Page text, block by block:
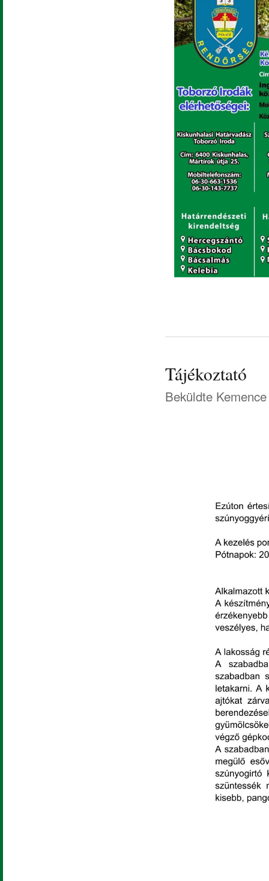
Tájékoztató
Beküldte